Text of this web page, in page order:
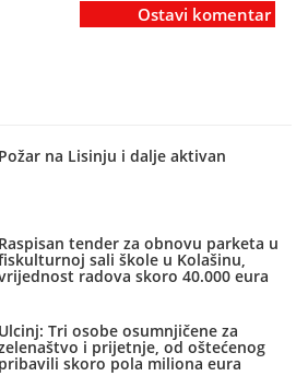
Ostavi komentar
Požar na Lisinju i dalje aktivan
Raspisan tender za obnovu parketa u
sali škole u Kolašinu,
radova skoro 40.000 eura
Ulcinj: Tri osobe osumnjičene za
i prijetnje, od oštećenog
pribavili skoro pola miliona eura